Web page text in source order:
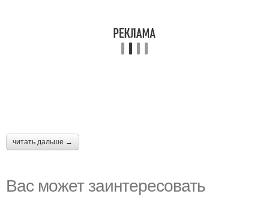
читать дальше →
Вас может заинтересовать